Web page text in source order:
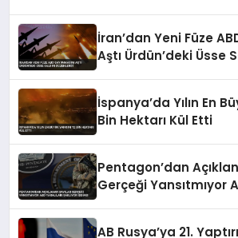
İran’dan Yeni Füze
Aştı Ürdün’deki Üsse
İspanya’da Yılın En
Bin Hektarı Kül Etti
Pentagon’dan
Gerçeği Yansıtmıyor
AB Rusya’ya 21.